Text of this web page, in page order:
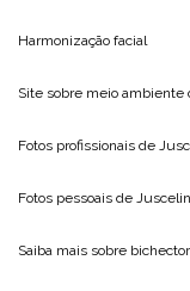
Harmonização facial
Site sobre meio ambiente
Fotos profissionais de
Fotos pessoais de
Saiba mais sobre